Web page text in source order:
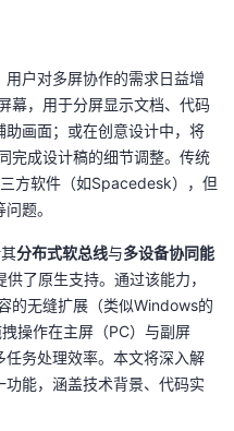
户对多屏协作的需求日益增
，用于分屏显示文档、代码
画面；或在创意设计中，将
完成设计稿的细节调整。传统
方软件（如Spacedesk），但
题。
​分布式软总线​​与​​多设备协同能
了原生支持。通过该能力，
的无缝扩展（类似Windows的
操作在主屏（PC）与副屏
任务处理效率。本文将深入解
能，涵盖技术背景、代码实